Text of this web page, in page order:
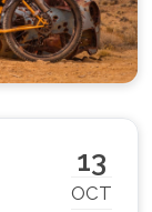
13
OCT